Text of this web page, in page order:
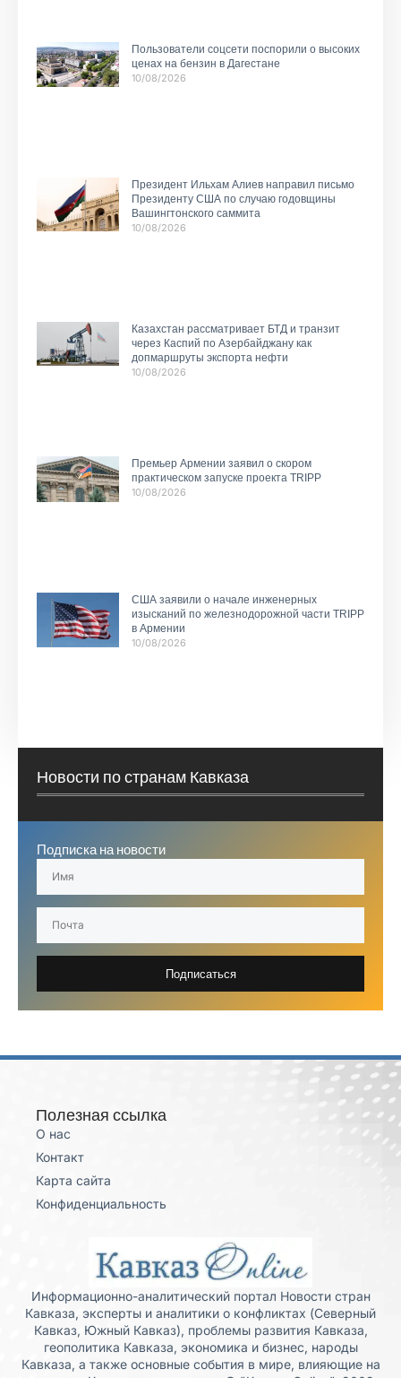
Пользователи соцсети поспорили о высоких
ценах на бензин в Дагестане
10/08/2026
Президент Ильхам Алиев направил письмо
Президенту США по случаю годовщины
Вашингтонского саммита
10/08/2026
Казахстан рассматривает БТД и транзит
через Каспий по Азербайджану как
допмаршруты экспорта нефти
10/08/2026
Премьер Армении заявил о скором
практическом запуске проекта TRIPP
10/08/2026
США заявили о начале инженерных
изысканий по железнодорожной части TRIPP
в Армении
10/08/2026
Новости по странам Кавказа
Подписка на новости
Подписаться
Полезная ссылка
О нас
Контакт
Карта сайта
Конфиденциальность
Информационно-аналитический портал Новости стран
Кавказа, эксперты и аналитики о конфликтах (Северный
Кавказ, Южный Кавказ), проблемы развития Кавказа,
геополитика Кавказа, экономика и бизнес, народы
Кавказа, а также основные события в мире, влияющие на